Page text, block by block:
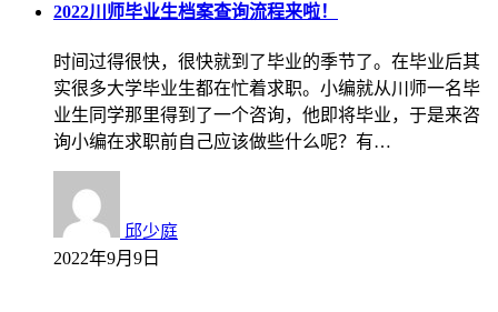
2022川师毕业生档案查询流程来啦！
时间过得很快，很快就到了毕业的季节了。在毕业后其
实很多大学毕业生都在忙着求职。小编就从川师一名毕
业生同学那里得到了一个咨询，他即将毕业，于是来咨
询小编在求职前自己应该做些什么呢？有…
邱少庭
2022年9月9日